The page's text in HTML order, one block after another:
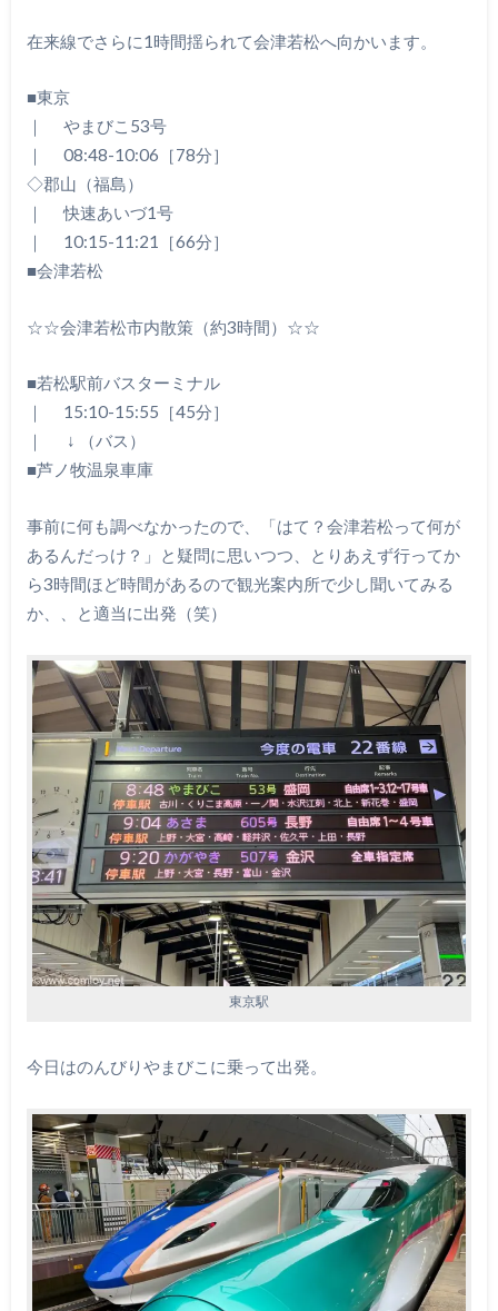
在来線でさらに1時間揺られて会津若松へ向かいます。
■東京
｜ やまびこ53号
｜ 08:48-10:06［78分］
◇郡山（福島）
｜ 快速あいづ1号
｜ 10:15-11:21［66分］
■会津若松
☆☆会津若松市内散策（約3時間）☆☆
■若松駅前バスターミナル
｜ 15:10-15:55［45分］
｜ ↓ （バス）
■芦ノ牧温泉車庫
事前に何も調べなかったので、「はて？会津若松って何が
あるんだっけ？」と疑問に思いつつ、とりあえず行ってか
ら3時間ほど時間があるので観光案内所で少し聞いてみる
か、、と適当に出発（笑）
東京駅
今日はのんびりやまびこに乗って出発。